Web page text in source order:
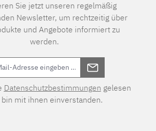
Sie jetzt unseren regelmäßig
Newsletter, um rechtzeitig über
und Angebote informiert zu
werden.
Datenschutzbestimmungen gelesen
bin mit ihnen einverstanden.